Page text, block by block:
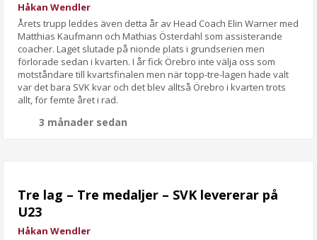
Håkan Wendler
Årets trupp leddes även detta år av Head Coach Elin Warner med
Matthias Kaufmann och Mathias Österdahl som assisterande
coacher. Laget slutade på nionde plats i grundserien men
förlorade sedan i kvarten. I år fick Örebro inte välja oss som
motståndare till kvartsfinalen men när topp-tre-lagen hade valt
var det bara SVK kvar och det blev alltså Örebro i kvarten trots
allt, för femte året i rad.
3 månader sedan
Tre lag – Tre medaljer – SVK levererar på
U23
Håkan Wendler